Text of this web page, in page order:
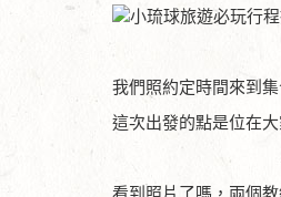
我們照約定時間來到集
這次出發的點是位在
看到照片了嗎，兩個